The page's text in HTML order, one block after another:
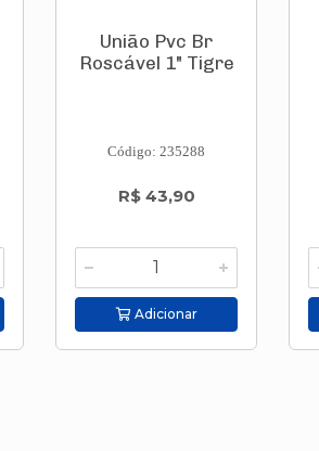
União Pvc Br
Roscável 1" Tigre
Código: 235288
R$ 43,90
Adicionar